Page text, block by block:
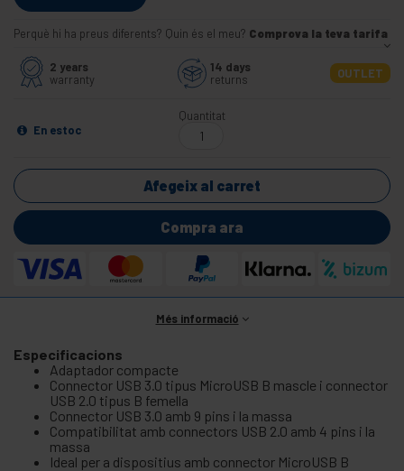
Perquè hi ha preus diferents? Quin és el meu? Comprova la teva tarifa
2 years
warranty
14 days
returns
OUTLET
En estoc
Quantitat
Afegeix al carret
Compra ara
Més informació
Especificacions
Adaptador compacte
Connector USB 3.0 tipus MicroUSB B mascle i connector
USB 2.0 tipus B femella
Connector USB 3.0 amb 9 pins i la massa
Compatibilitat amb connectors USB 2.0 amb 4 pins i la
massa
Ideal per a dispositius amb connector MicroUSB B